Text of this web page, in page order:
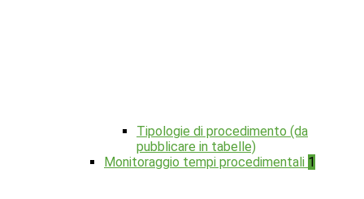
Tipologie di procedimento (da
pubblicare in tabelle)
Monitoraggio tempi procedimentali 1